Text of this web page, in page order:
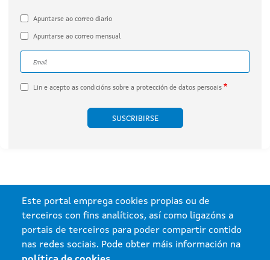
Este portal emprega cookies propias ou de
terceiros con fins analíticos, así como ligazóns a
portais de terceiros para poder compartir contido
nas redes sociais. Pode obter máis información na
(expediente IN408A 2020/032B).
Apuntarse ao correo diario
Apuntarse ao correo mensual
Lin e acepto as condicións sobre a protección de datos persoais